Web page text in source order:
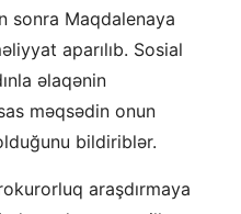
sonra Maqdalenaya
aparılıb. Sosial
əlaqənin
məqsədin onun
bildiriblər.
araşdırmaya